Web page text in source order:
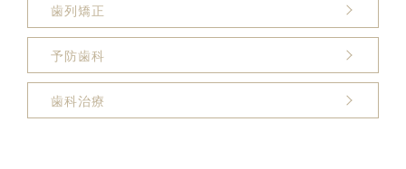
歯列矯正
予防歯科
歯科治療